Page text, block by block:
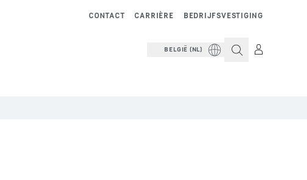
BEDRIJFSVESTIGING
CARRIÈRE
CONTACT
BELGIË (NL)